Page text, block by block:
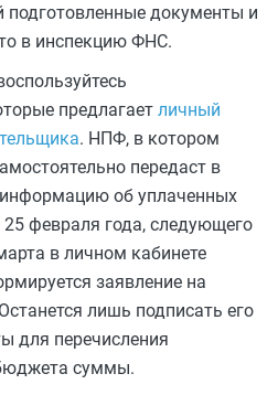
подготовленные документы и
в инспекцию ФНС.
предлагает личный
. НПФ, в котором
передаст в
об уплаченных
февраля года, следующего
в личном кабинете
заявление на
лишь подписать его
для перечисления
суммы.